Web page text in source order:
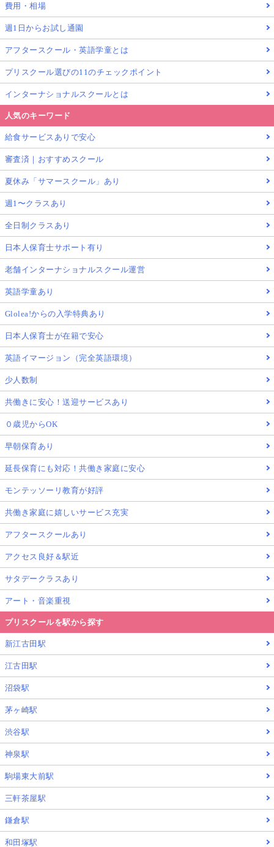
費用・相場
週1日からお試し通園
アフタースクール・英語学童とは
プリスクール選びの11のチェックポイント
インターナショナルスクールとは
人気のキーワード
給食サービスありで安心
審査済｜おすすめスクール
夏休み「サマースクール」あり
週1〜クラスあり
全日制クラスあり
日本人保育士サポート有り
老舗インターナショナルスクール運営
英語学童あり
Glolea!からの入学特典あり
日本人保育士が在籍で安心
英語イマージョン（完全英語環境）
少人数制
共働きに安心！送迎サービスあり
０歳児からOK
早朝保育あり
延長保育にも対応！共働き家庭に安心
モンテッソーリ教育が好評
共働き家庭に嬉しいサービス充実
アフタースクールあり
アクセス良好＆駅近
サタデークラスあり
アート・音楽重視
プリスクールを駅から探す
新江古田駅
江古田駅
沼袋駅
茅ヶ崎駅
渋谷駅
神泉駅
駒場東大前駅
三軒茶屋駅
鎌倉駅
和田塚駅